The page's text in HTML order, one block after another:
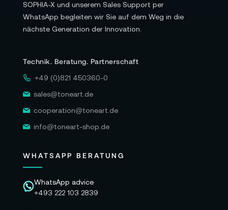
SOPHIA-X und unserem Sales Support per
WhatsApp begleiten wir Sie auf dem Weg in die
nächste Generation der Innovation.
Technik. Beratung. Partnerschaft
+49 (0)821 450360-0
sales@toneart.de
cooperation@toneart.de
info@toneart-shop.de
WHATSAPP BERATUNG
WhatsApp advice
+493 222 103 2839